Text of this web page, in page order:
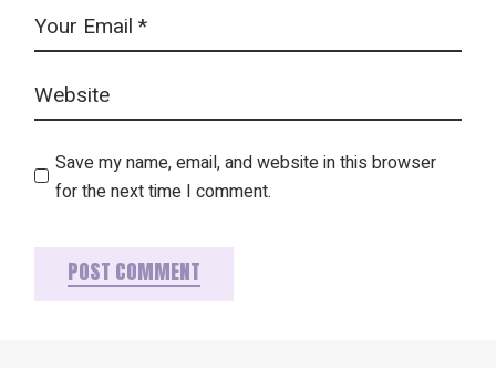
Save my name, email, and website in this browser
for the next time I comment.
POST COMMENT